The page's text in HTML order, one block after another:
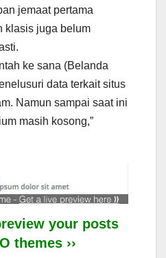
jemaat pertama
klasis juga belum
ke sana (Belanda
data terkait situs
Namun sampai saat ini
masih kosong,”
your posts
themes ››